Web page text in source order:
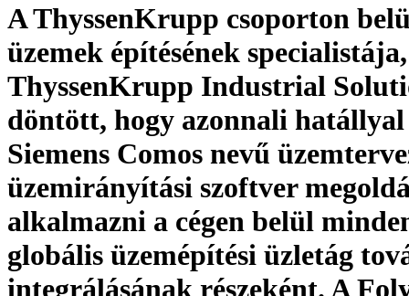
A ThyssenKrupp csoporton
üzemek építésének
ThyssenKrupp Industrial
döntött, hogy azonnali hatállyal
Siemens Comos nevű
üzemirányítási szoftver
alkalmazni a cégen belül
globális üzemépítési üzletág
integrálásának részeként. A